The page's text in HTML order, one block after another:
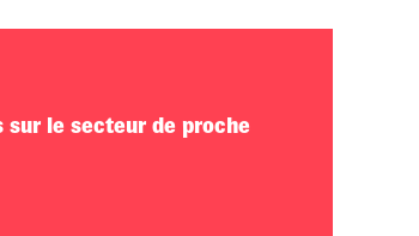
sur le secteur de proche